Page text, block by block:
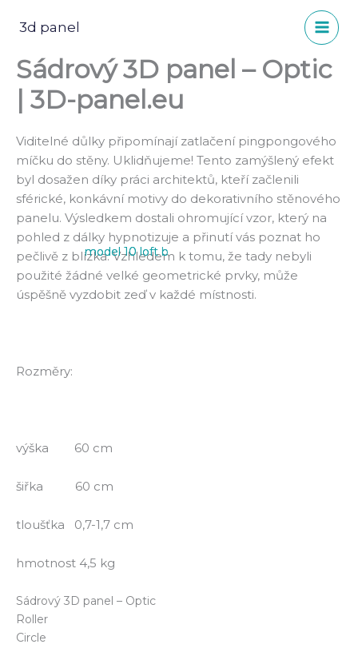
3d panel
Sádrový 3D panel – Optic
| 3D-panel.eu
Viditelné důlky připomínají zatlačení pingpongového
míčku do stěny. Uklidňujeme! Tento zamýšlený efekt
byl dosažen díky práci architektů, kteří začlenili
sférické, konkávní motivy do dekorativního stěnového
panelu. Výsledkem dostali ohromující vzor, který na
pohled z dálky hypnotizuje a přinutí vás poznat ho
pečlivě z blízka. Vzhledem k tomu, že tady nebyli
použité žádné velké geometrické prvky, může
úspěšně vyzdobit zeď v každé místnosti.
Rozměry:
výška 60 cm
šiřka 60 cm
tloušťka 0,7-1,7 cm
hmotnost 4,5 kg
Sádrový 3D panel – Optic
Roller
Circle
model 10 loft b
model 10 loft c